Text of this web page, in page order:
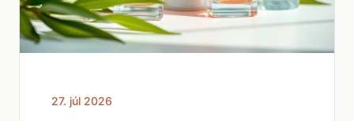
27. júl 2026